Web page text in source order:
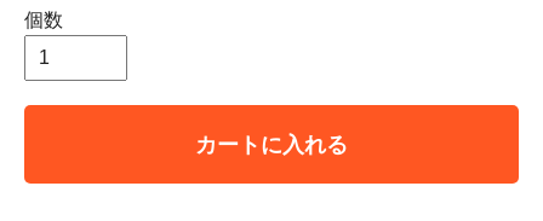
個数
カートに入れる